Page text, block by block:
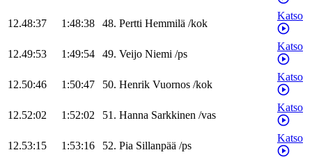
12.48:37 1:48:38 48. Pertti Hemmilä /kok
Katso
12.49:53 1:49:54 49. Veijo Niemi /ps
Katso
12.50:46 1:50:47 50. Henrik Vuornos /kok
Katso
12.52:02 1:52:02 51. Hanna Sarkkinen /vas
Katso
12.53:15 1:53:16 52. Pia Sillanpää /ps
Katso